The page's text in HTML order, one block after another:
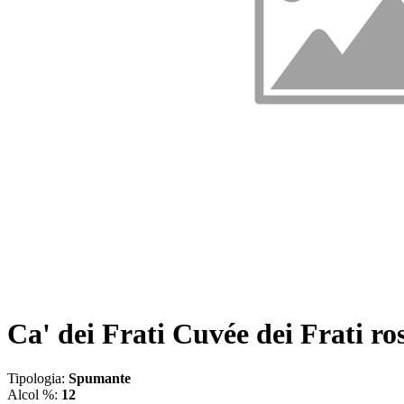
Ca' dei Frati Cuvée dei Frati
Tipologia: Spumante
Alcol %: 12